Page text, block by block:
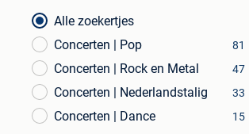
Alle zoekertjes
Concerten | Pop
81
Concerten | Rock en Metal 47
Concerten | Nederlandstalig 33
Concerten | Dance 15